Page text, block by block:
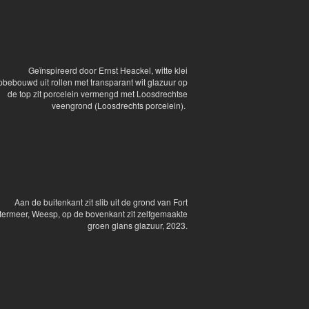
Geïnspireerd door Ernst Heackel, witte klei
uit rollen met transparant wit glazuur op
de top zit porcelein vermengd met Loosdrechtse
veengrond (Loosdrechts porcelein).
Aan de buitenkant zit slib uit de grond van Fort
Weesp, op de bovenkant zit zelfgemaakte
groen glans glazuur, 2023.